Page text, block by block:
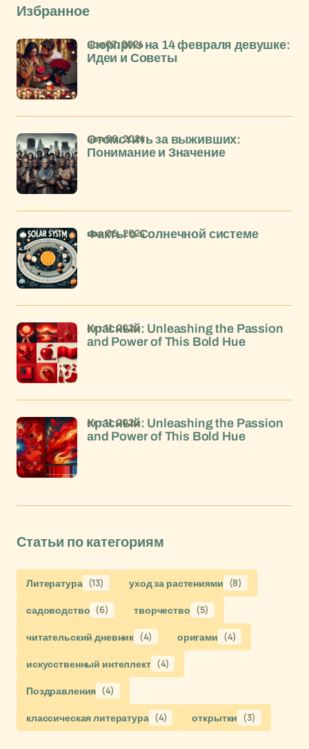
Избранное
Сюрприз на 14 февраля девушке:
Идеи и Советы
ноя 07, 2024
Отомстить за выживших:
Понимание и Значение
ноя 06, 2024
Факты о Солнечной системе
ноя 06, 2024
Красный: Unleashing the Passion
and Power of This Bold Hue
окт 11, 2024
Красный: Unleashing the Passion
and Power of This Bold Hue
окт 11, 2024
Статьи по категориям
Литература (13) уход за растениями (8)
садоводство (6) творчество (5)
читательский дневник (4) оригами (4)
искусственный интеллект (4)
Поздравления (4)
классическая литература (4) открытки (3)